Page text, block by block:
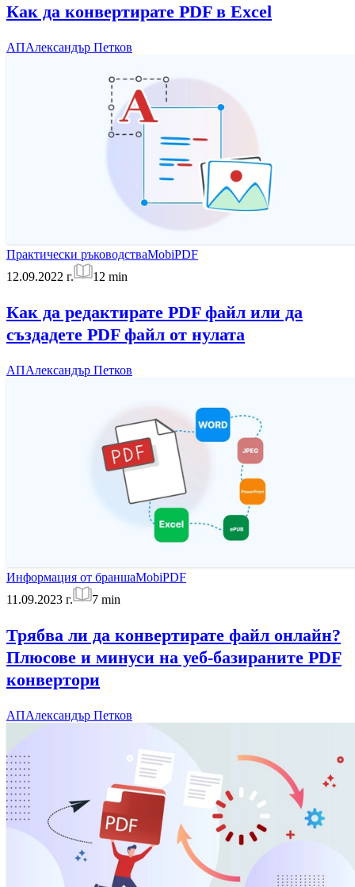
Как да конвертирате PDF в Excel
АПАлександър Петков
Практически ръководстваMobiPDF
12.09.2022 г.
12 min
Как да редактирате PDF файл или да
създадете PDF файл от нулата
АПАлександър Петков
Информация от браншаMobiPDF
11.09.2023 г.
7 min
Трябва ли да конвертирате файл онлайн?
Плюсове и минуси на уеб-базираните PDF
конвертори
АПАлександър Петков